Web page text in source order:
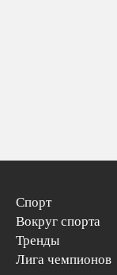
Спорт
Вокруг спорта
Тренды
Лига чемпионов